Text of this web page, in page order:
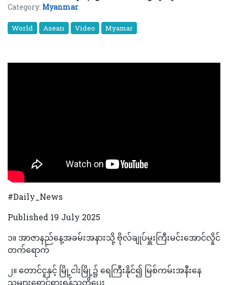
Category: Myanmar
World Asean Video Myamar
#Daily_News
Published 19 July 2025
၁။ ‌‌‌‎‎အာဇာနည်နေ့အခမ်းအနားသို့ ဗိုလ်ချုပ်မှူးကြီးမင်းအောင်လှိုင်
တက်ရောက်
‎၂။ ‌‎‎‎တောင်ငူနှင့် မြို့ငါးမြို့၌ ရေကြီးနိုင်၍ မြစ်ကမ်းအနီးနေ
သူများရှောင်ရှားရန်သတိပေး